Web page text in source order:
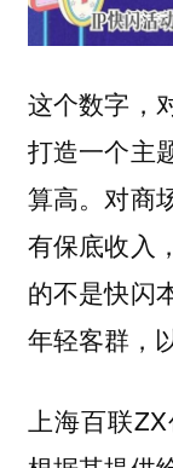
这个数字，
打造一个主
算高。对商
有保底收入
的不是快闪
年轻客群，
上海百联